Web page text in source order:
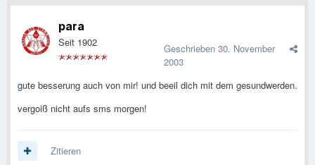
para
Seit 1902 Geschrieben 30. November
2003
gute besserung auch von mir! und beeil dich mit dem gesundwerden.
vergoiß nicht aufs sms morgen!
Zitieren